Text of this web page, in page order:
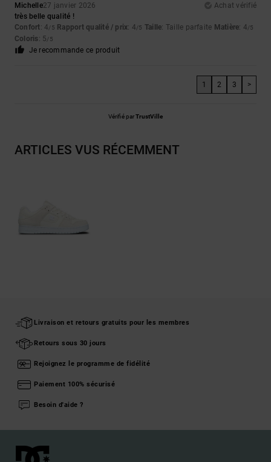
Michelle27 janvier 2026
Achat vérifié
très belle qualité !
Confort: 4/5 Rapport qualité / prix: 4/5 Taille: Taille parfaite Matière: 4/5
Coloris: 5/5
Je recommande ce produit
1 2 3 >
Vérifié parTrustVille
ARTICLES VUS RÉCEMMENT
Livraison et retours gratuits pour les membres
Retours sous 30 jours
Rejoignez le programme de fidélité
Paiement 100% sécurisé
Besoin d'aide ?